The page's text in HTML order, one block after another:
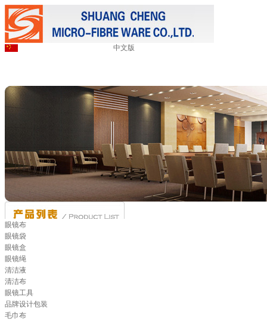
中文版
眼镜布
眼镜袋
眼镜盒
眼镜绳
清洁液
清洁布
眼镜工具
品牌设计包装
毛巾布